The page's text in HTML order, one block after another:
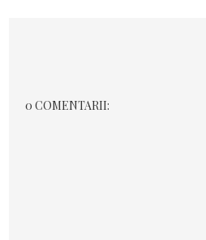
0 COMENTARII: